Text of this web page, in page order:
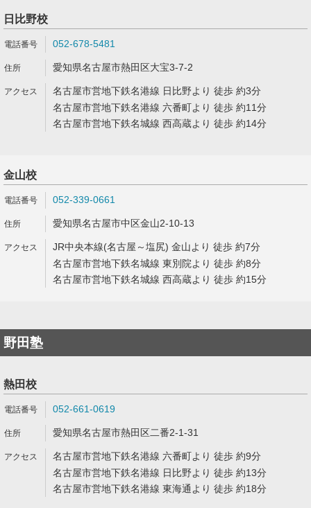
日比野校
052-678-5481
愛知県名古屋市熱田区大宝3-7-2
名古屋市営地下鉄名港線 日比野より 徒歩 約3分
名古屋市営地下鉄名港線 六番町より 徒歩 約11分
名古屋市営地下鉄名城線 西高蔵より 徒歩 約14分
金山校
052-339-0661
愛知県名古屋市中区金山2-10-13
JR中央本線(名古屋～塩尻) 金山より 徒歩 約7分
名古屋市営地下鉄名城線 東別院より 徒歩 約8分
名古屋市営地下鉄名城線 西高蔵より 徒歩 約15分
野田塾
熱田校
052-661-0619
愛知県名古屋市熱田区二番2-1-31
名古屋市営地下鉄名港線 六番町より 徒歩 約9分
名古屋市営地下鉄名港線 日比野より 徒歩 約13分
名古屋市営地下鉄名港線 東海通より 徒歩 約18分